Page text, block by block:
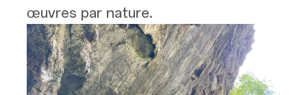
œuvres par nature.